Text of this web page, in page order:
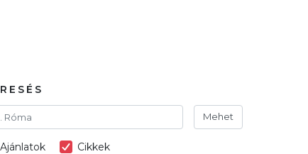
Mehet
Ajánlatok Cikkek